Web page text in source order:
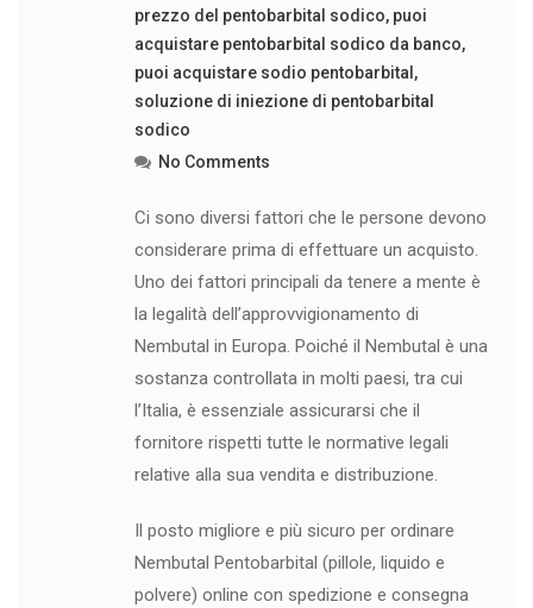
prezzo del pentobarbital sodico, puoi
acquistare pentobarbital sodico da banco,
puoi acquistare sodio pentobarbital ,
soluzione di iniezione di pentobarbital
sodico
No Comments
Ci sono diversi fattori che le persone devono
considerare prima di effettuare un acquisto.
Uno dei fattori principali da tenere a mente è
la legalità dell’approvvigionamento di
Nembutal in Europa. Poiché il Nembutal è una
sostanza controllata in molti paesi, tra cui
l’Italia, è essenziale assicurarsi che il
fornitore rispetti tutte le normative legali
relative alla sua vendita e distribuzione.
Il posto migliore e più sicuro per ordinare
Nembutal Pentobarbital (pillole, liquido e
polvere) online con spedizione e consegna